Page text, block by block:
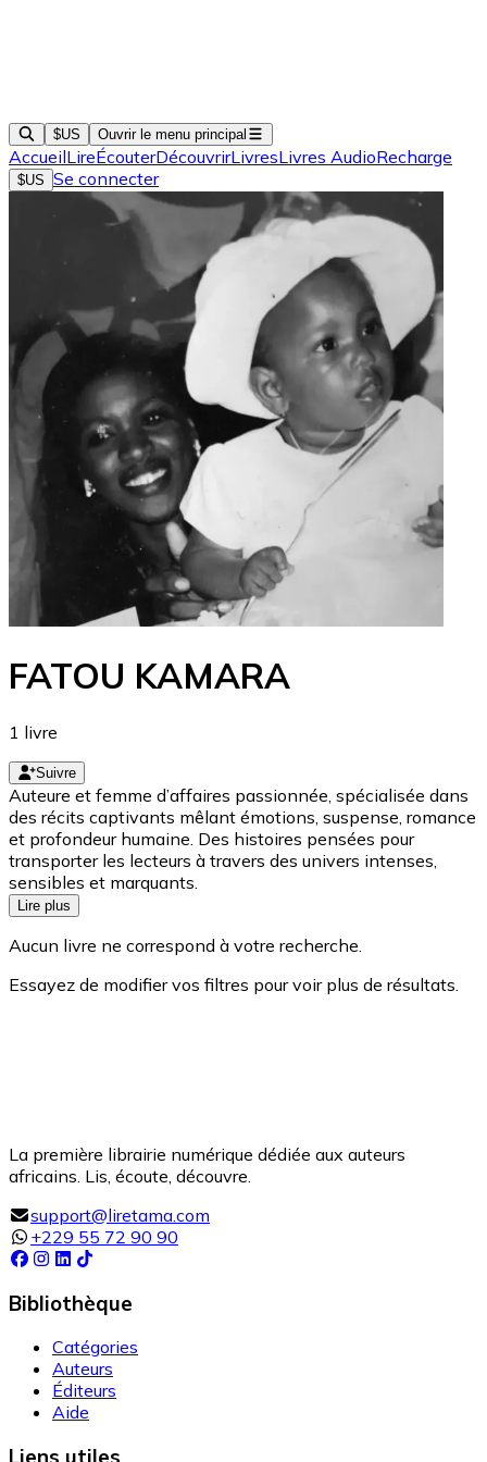
$US Ouvrir le menu principal
AccueilLireÉcouterDécouvrirLivresLivres AudioRecharge
$US Se connecter
FATOU KAMARA
1 livre
Suivre
Auteure et femme d’affaires passionnée, spécialisée dans
des récits captivants mêlant émotions, suspense, romance
et profondeur humaine. Des histoires pensées pour
transporter les lecteurs à travers des univers intenses,
sensibles et marquants.
Lire plus
Aucun livre ne correspond à votre recherche.
Essayez de modifier vos filtres pour voir plus de résultats.
La première librairie numérique dédiée aux auteurs
africains. Lis, écoute, découvre.
support@liretama.com
+229 55 72 90 90
Bibliothèque
Catégories
Auteurs
Éditeurs
Aide
Liens utiles